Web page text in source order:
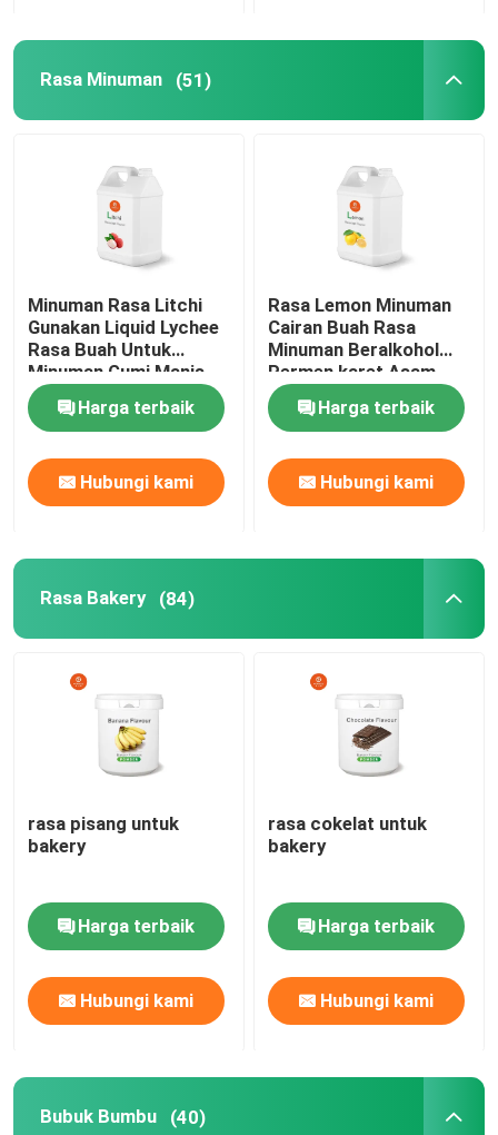
Rumah
Produk
Tentang kami
Tur Pabrik
Kontrol kualitas
Hubungi kami
Permintaan Penawaran
Rasa Minuman
Rasa Minuman (51)
Minuman Rasa Litchi
Gunakan Liquid Lychee
Rasa Buah Untuk
Minuman Gumi Manis
Segar Berjus
Harga terbaik
Hubungi kami
Rasa Lemon Minuman
Cairan Buah Rasa
Minuman Beralkohol
Permen karet Asam
Segar Berjus
Harga terbaik
Hubungi kami
Rasa Bakery (84)
rasa pisang untuk
bakery
Harga terbaik
Hubungi kami
rasa cokelat untuk
bakery
Harga terbaik
Hubungi kami
Bubuk Bumbu (40)